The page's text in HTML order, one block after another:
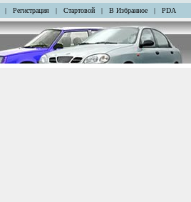
| Регистрация | Стартовой | В Избранное | PDA